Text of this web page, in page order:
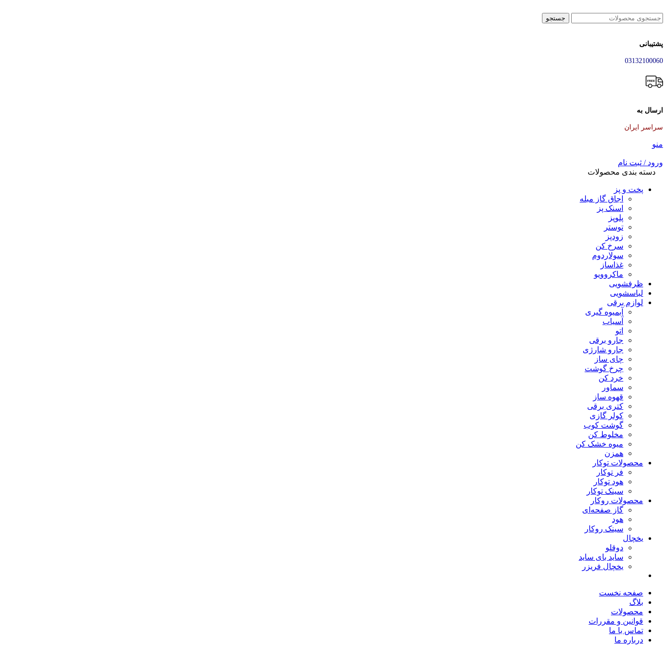
جستجو
پشتیبانی
03132100060
ارسال به
سراسر ایران
منو
ورود / ثبت نام
دسته بندی محصولات
پخت و پز
اجاق گاز مبله
اسنک پز
پلوپز
توستر
زودپز
سرخ کن
سولاردوم
غذاساز
ماکروویو
ظرفشویی
لباسشویی
لوازم برقی
آبمیوه گیری
آسیاب
اتو
جارو برقی
جارو شارژی
چای ساز
چرخ گوشت
خرد کن
سماور
قهوه ساز
کتری برقی
کولر گازی
گوشت کوب
مخلوط کن
میوه خشک کن
همزن
محصولات توکار
فر توکار
هود توکار
سینک توکار
محصولات روکار
گاز صفحه‌ای
هود
سینک روکار
یخچال
دوقلو
ساید بای ساید
یخچال فریزر
صفحه نخست
بلاگ
محصولات
قوانین و مقررات
تماس با ما
درباره ما